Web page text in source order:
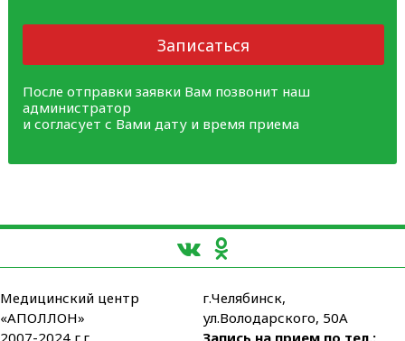
Записаться
После отправки заявки Вам позвонит наш
администратор
и согласует с Вами дату и время приема
Медицинский центр
«АПОЛЛОН»
г.Челябинск,
ул.Володарского, 50А